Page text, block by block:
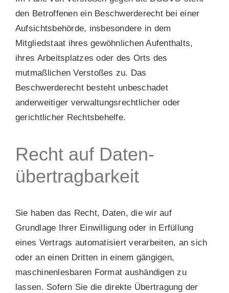
den Betroffenen ein Beschwerderecht bei einer
Aufsichtsbehörde, insbesondere in dem
Mitgliedstaat ihres gewöhnlichen Aufenthalts,
ihres Arbeitsplatzes oder des Orts des
mutmaßlichen Verstoßes zu. Das
Beschwerderecht besteht unbeschadet
anderweitiger verwaltungsrechtlicher oder
gerichtlicher Rechtsbehelfe.
Recht auf Daten­
übertrag­barkeit
Sie haben das Recht, Daten, die wir auf
Grundlage Ihrer Einwilligung oder in Erfüllung
eines Vertrags automatisiert verarbeiten, an sich
oder an einen Dritten in einem gängigen,
maschinenlesbaren Format aushändigen zu
lassen. Sofern Sie die direkte Übertragung der